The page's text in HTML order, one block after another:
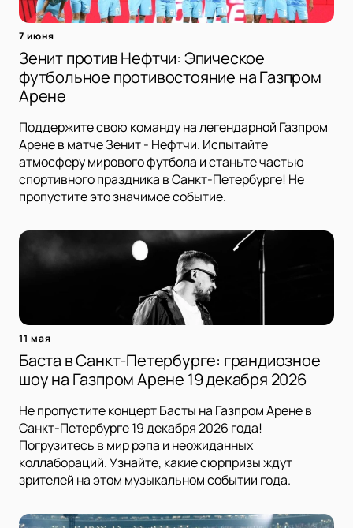
7 июня
Зенит против Нефтчи: Эпическое
футбольное противостояние на Газпром
Арене
Поддержите свою команду на легендарной Газпром
Арене в матче Зенит - Нефтчи. Испытайте
атмосферу мирового футбола и станьте частью
спортивного праздника в Санкт-Петербурге! Не
пропустите это значимое событие.
11 мая
Баста в Санкт-Петербурге: грандиозное
шоу на Газпром Арене 19 декабря 2026
Не пропустите концерт Басты на Газпром Арене в
Санкт-Петербурге 19 декабря 2026 года!
Погрузитесь в мир рэпа и неожиданных
коллабораций. Узнайте, какие сюрпризы ждут
зрителей на этом музыкальном событии года.